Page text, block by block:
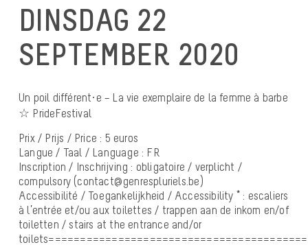
DINSDAG 22
SEPTEMBER 2020
Un poil différent·e – La vie exemplaire de la femme à barbe
☆ PrideFestival
Prix / Prijs / Price : 5 euros
Langue / Taal / Language : FR
Inscription / Inschrijving : obligatoire / verplicht /
compulsory (contact@genrespluriels.be)
Accessibilité / Toegankelijkheid / Accessibility * : escaliers
à l’entrée et/ou aux toilettes / trappen aan de inkom en/of
toiletten / stairs at the entrance and/or